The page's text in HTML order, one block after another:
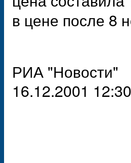
в цене после 8
РИА "Новости"
16.12.2001 12:30